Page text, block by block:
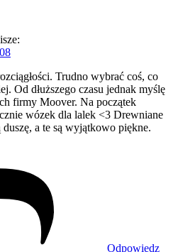
Trudno wybrać coś, co
Od dłuższego czasu jednak myślę
firmy Moover. Na początek
wózek dla lalek <3 Drewniane
a te są wyjątkowo piękne.
Odpowiedz